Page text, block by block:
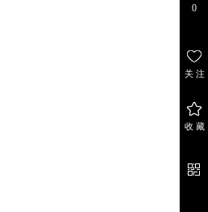
0
关 注
店铺
收 藏